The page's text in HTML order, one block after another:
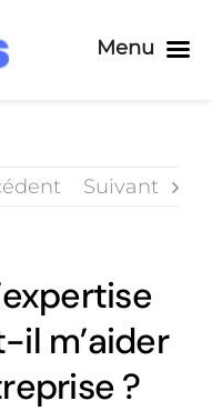
Suivant
m’aider
?
Menu